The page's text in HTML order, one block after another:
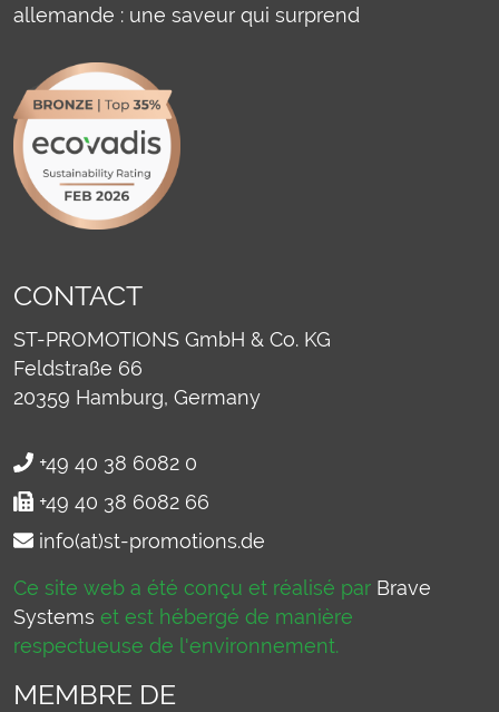
allemande : une saveur qui surprend
CONTACT
ST-PROMOTIONS GmbH & Co. KG
Feldstraße 66
20359 Hamburg, Germany
+49 40 38 6082 0
+49 40 38 6082 66
info(at)st-promotions.de
Ce site web a été conçu et réalisé par Brave
Systems et est hébergé de manière
respectueuse de l'environnement.
MEMBRE DE